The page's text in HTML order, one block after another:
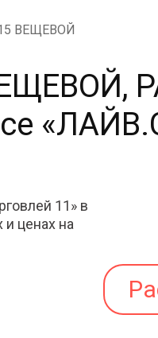
ВЕЩЕВОЙ
11» в
и ценах на